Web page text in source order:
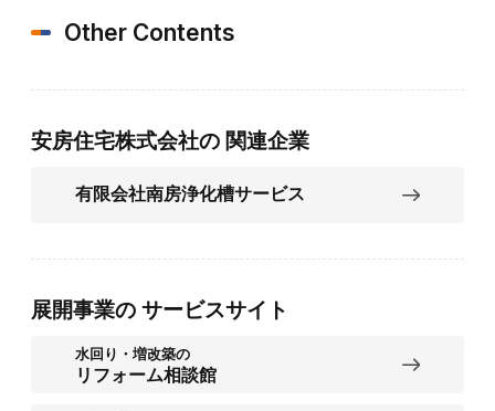
Other Contents
安房住宅株式会社の 関連企業
有限会社南房浄化槽サービス
展開事業の サービスサイト
水回り・増改築の
リフォーム相談館